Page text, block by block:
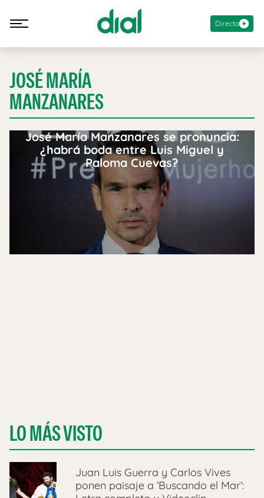
Directo
JOSÉ MARÍA
MANZANARES
José María Manzanares se pronuncia:
¿habrá boda entre Luis Miguel y
Paloma Cuevas?
LO MÁS VISTO
Juan Luis Guerra y Carlos Vives
ponen paisaje a ‘Buscando el Mar’: